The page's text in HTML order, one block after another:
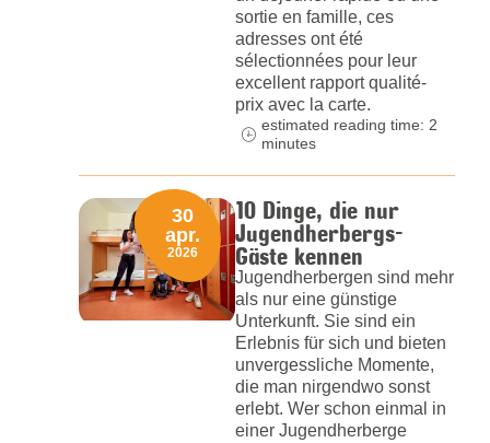
sortie en famille, ces
adresses ont été
sélectionnées pour leur
excellent rapport qualité-
prix avec la carte.
estimated reading time: 2
minutes
10 Dinge, die nur
Jugendherbergs-
Gäste kennen
Jugendherbergen sind mehr
als nur eine günstige
Unterkunft. Sie sind ein
Erlebnis für sich und bieten
unvergessliche Momente,
die man nirgendwo sonst
erlebt. Wer schon einmal in
einer Jugendherberge
30
apr.
2026